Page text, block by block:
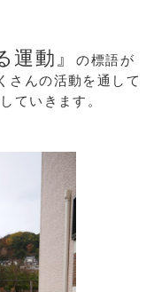
運動』の標語が
さんの活動を通して
ていきます。